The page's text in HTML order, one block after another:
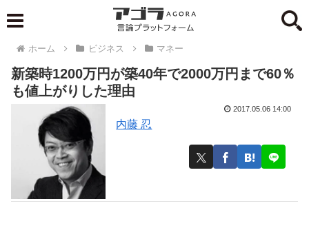
ホーム ビジネス マネー
新築時1200万円が築40年で2000万円まで60％
も値上がりした理由
内藤 忍
2017.05.06 14:00